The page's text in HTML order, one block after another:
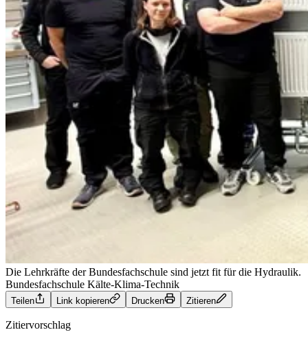
Die Lehrkräfte der Bundesfachschule sind jetzt fit für die Hydraulik.
Bundesfachschule Kälte-Klima-Technik
Teilen Link kopieren Drucken Zitieren
Zitiervorschlag